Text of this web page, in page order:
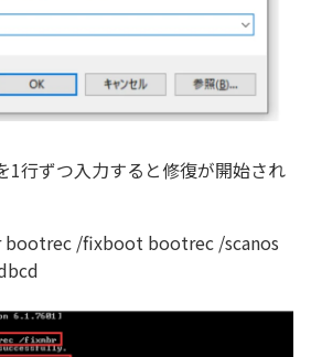
1行ずつ入力すると修復が開始され
/fixboot bootrec /scanos